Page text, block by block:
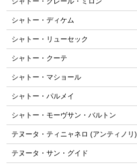
シャトー・ディケム
シャトー・リューセック
シャトー・クーテ
シャトー・マショール
シャトー・パルメイ
シャトー・モーヴサン・バルトン
テヌータ・ティニャネロ (アンティノリ)
テヌータ・サン・グイド